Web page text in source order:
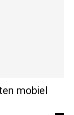
mobiel